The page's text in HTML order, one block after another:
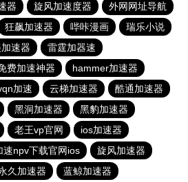
器 旋风加速度器
外网网址导航
狂飙加速器 哔咔漫画
瑞乐小说
速器
雷霆加器速
费加速神器
hammer加速器
加速 云梯加速器
酷通加速器
黑洞加速器
黑豹加速器
老王vp官网
ios加速器
速npv下载官网ios
旋风加速器
久加速器 蓝鲸加速器